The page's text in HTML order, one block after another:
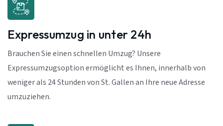
Expressumzug in unter 24h
Brauchen Sie einen schnellen Umzug? Unsere
Expressumzugsoption ermöglicht es Ihnen, innerhalb von
weniger als 24 Stunden von St. Gallen an Ihre neue Adresse
umzuziehen.